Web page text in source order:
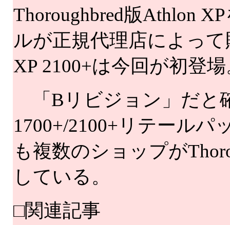
Thoroughbred版Athlon
ルが正規代理店によっ
XP 2100+は今回が初登
「Bリビジョン」だと
1700+/2100+リテール
も複数のショップが
している。
□関連記事